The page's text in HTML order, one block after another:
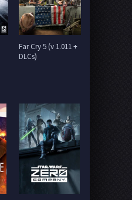
Far Cry 5 (v 1.011 +
DLCs)